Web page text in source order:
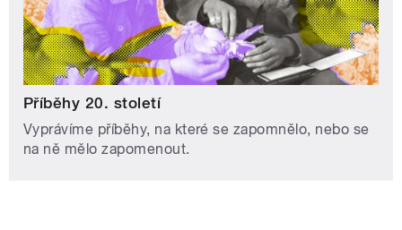
Příběhy 20. století
Vyprávíme příběhy, na které se zapomnělo, nebo se
na ně mělo zapomenout.